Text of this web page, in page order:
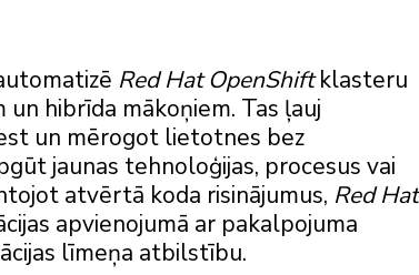
Red Hat OpenShiftklasteru
hibrīda mākoņiem. Tas ļauj
un mērogot lietotnes bez
jaunas tehnoloģijas, procesus vai
atvērtā koda risinājumus, Red Hat
apvienojumā ar pakalpojuma
līmeņa atbilstību.